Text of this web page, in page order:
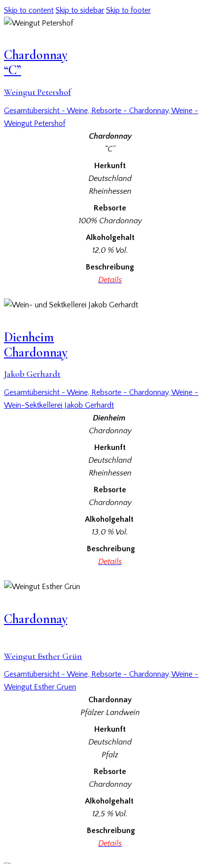
Skip to content Skip to sidebar Skip to footer
Chardonnay
“C”
Weingut Petershof
Gesamtübersicht - Weine, Rebsorte - Chardonnay, Weine -
Weingut Petershof
Chardonnay
“C”
Herkunft
Deutschland
Rheinhessen
Rebsorte
100% Chardonnay
Alkoholgehalt
12,0 % Vol.
Beschreibung
Details
Dienheim
Chardonnay
Jakob Gerhardt
Gesamtübersicht - Weine, Rebsorte - Chardonnay, Weine -
Wein-Sektkellerei Jakob Gerhardt
Dienheim
Chardonnay
Herkunft
Deutschland
Rheinhessen
Rebsorte
Chardonnay
Alkoholgehalt
13,0 % Vol.
Beschreibung
Details
Chardonnay
Weingut Esther Grün
Gesamtübersicht - Weine, Rebsorte - Chardonnay, Weine -
Weingut Esther Gruen
Chardonnay
Pfälzer Landwein
Herkunft
Deutschland
Pfalz
Rebsorte
Chardonnay
Alkoholgehalt
12,5 % Vol.
Beschreibung
Details